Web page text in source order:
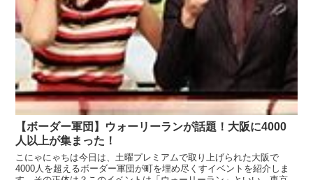
【ボーダー軍団】ウォーリーランが話題！大阪に4000
人以上が集まった！
こにゃにゃちは今日は、土曜プレミアムで取り上げられた大阪で
4000人を超えるボーダー軍団が町を埋め尽くすイベントを紹介しま